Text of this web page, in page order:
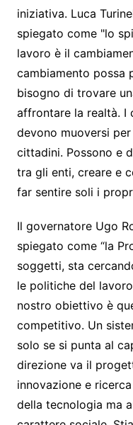
iniziativa. Luca
spiegato come "lo
lavoro è il
cambiamento possa
bisogno di trovare
affrontare la realtà. I
devono muoversi
cittadini. Possono e
tra gli enti, creare e
far sentire soli i
Il governatore Ugo
spiegato come “la
soggetti, sta
le politiche del
nostro obiettivo è
competitivo. Un
solo se si punta al
direzione va il
innovazione e
della tecnologia ma